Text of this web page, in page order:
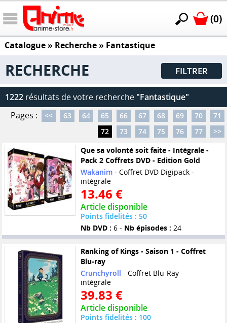
(0)
Catalogue» Recherche » Fantastique
RECHERCHE FILTRER
1222 résultats de votre recherche "Fantastique"
Pages :
<< 63 64 65 66 67 68 69 70
71
72
73 74 75 76 77
>>
Que sa volonté soit faite - Intégrale -
Pack 2 Coffrets DVD - Edition Gold
Wakanim- Coffret DVD Digipack -
intégrale
13.46 €
Article disponible
Points fidelités : 50
Nb DVD : 6 - Nb épisodes : 24
Ranking of Kings - Saison 1 - Coffret
Blu-ray
Crunchyroll - Coffret Blu-Ray -
intégrale
39.83 €
Article disponible
Points fidelités : 100